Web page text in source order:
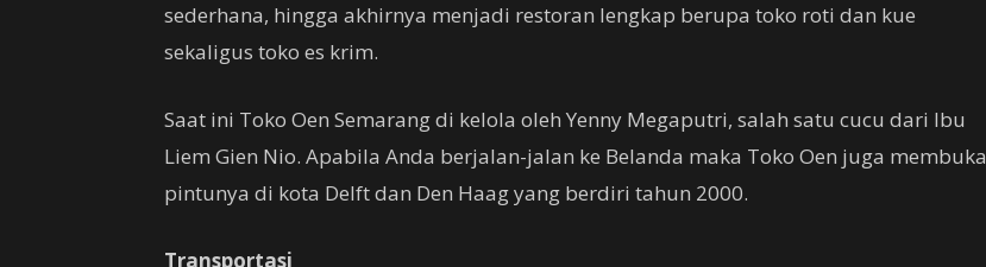
sederhana, hingga akhirnya menjadi restoran lengkap berupa toko roti dan kue
sekaligus toko es krim.
Saat ini Toko Oen Semarang di kelola oleh Yenny Megaputri, salah satu cucu dari Ibu
Liem Gien Nio. Apabila Anda berjalan-jalan ke Belanda maka Toko Oen juga membuka
pintunya di kota Delft dan Den Haag yang berdiri tahun 2000.
Transportasi